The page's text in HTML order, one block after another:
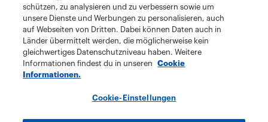
schützen, zu analysieren und zu verbessern sowie um
unsere Dienste und Werbungen zu personalisieren, auch
auf Webseiten von Dritten. Dabei können Daten auch in
Länder übermittelt werden, die möglicherweise kein
gleichwertiges Datenschutzniveau haben. Weitere
Informationen findest du in unseren
Cookie
Informationen.
Cookie-Einstellungen